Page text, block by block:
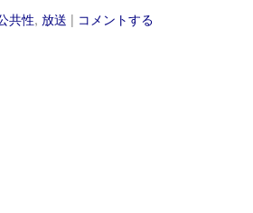
共性, 放送 | コメントする